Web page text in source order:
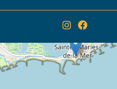
Tour de Provence 2022